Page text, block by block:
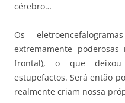
cérebro…
Os
extremamente
frontal), o que
estupefactos. Será então
realmente criam nossa